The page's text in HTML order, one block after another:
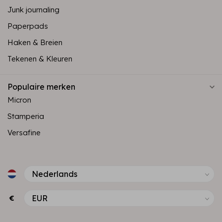
Junk journaling
Paperpads
Haken & Breien
Tekenen & Kleuren
Populaire merken
Micron
Stamperia
Versafine
€